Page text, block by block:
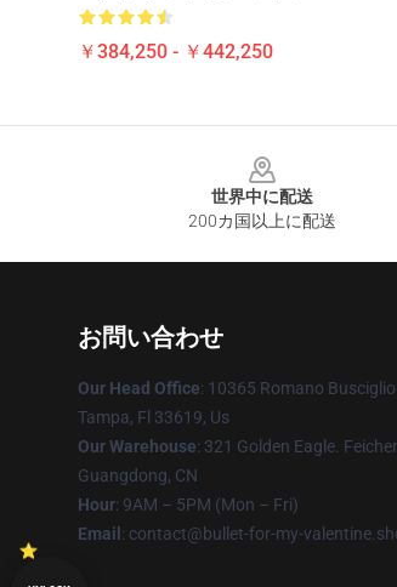
￥384,250 - ￥442,250
世界中に配送
200カ国以上に配送
お問い合わせ
Our Head Office: 10365 Romano
Tampa, Fl 33619, Us
Our Warehouse: 321 Golden Eagle.
Guangdong, CN
Hour: 9AM – 5PM (Mon – Fri)
Email : contact@bullet-for-my-